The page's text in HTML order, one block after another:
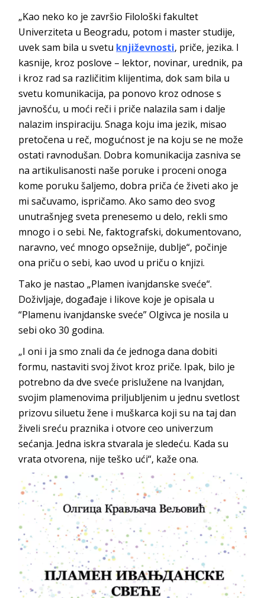
„Kao neko ko je završio Filološki fakultet
Univerziteta u Beogradu, potom i master studije,
uvek sam bila u svetu književnosti, priče, jezika. I
kasnije, kroz poslove – lektor, novinar, urednik, pa
i kroz rad sa različitim klijentima, dok sam bila u
svetu komunikacija, pa ponovo kroz odnose s
javnošću, u moći reči i priče nalazila sam i dalje
nalazim inspiraciju. Snaga koju ima jezik, misao
pretočena u reč, mogućnost je na koju se ne može
ostati ravnodušan. Dobra komunikacija zasniva se
na artikulisanosti naše poruke i proceni onoga
kome poruku šaljemo, dobra priča će živeti ako je
mi sačuvamo, ispričamo. Ako samo deo svog
unutrašnjeg sveta prenesemo u delo, rekli smo
mnogo i o sebi. Ne, faktografski, dokumentovano,
naravno, već mnogo opsežnije, dublje“, počinje
ona priču o sebi, kao uvod u priču o knjizi.
Tako je nastao „Plamen ivanjdanske sveće“.
Doživljaje, događaje i likove koje je opisala u
“Plamenu ivanjdanske sveće” Olgivca je nosila u
sebi oko 30 godina.
„I oni i ja smo znali da će jednoga dana dobiti
formu, nastaviti svoj život kroz priče. Ipak, bilo je
potrebno da dve sveće prislužene na Ivanjdan,
svojim plamenovima priljubljenim u jednu svetlost
prizovu siluetu žene i muškarca koji su na taj dan
živeli sreću praznika i otvore ceo univerzum
sećanja. Jedna iskra stvarala je sledeću. Kada su
vrata otvorena, nije teško ući“, kaže ona.